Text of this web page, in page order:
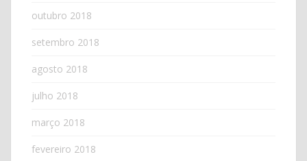
outubro 2018
setembro 2018
agosto 2018
julho 2018
março 2018
fevereiro 2018